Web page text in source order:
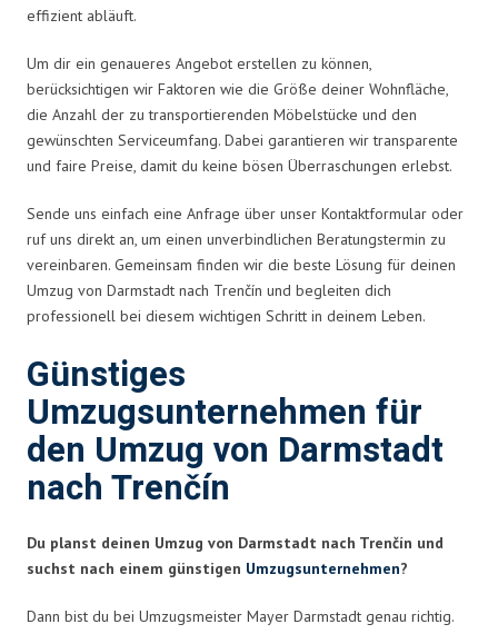
effizient abläuft.
Um dir ein genaueres Angebot erstellen zu können,
berücksichtigen wir Faktoren wie die Größe deiner Wohnfläche,
die Anzahl der zu transportierenden Möbelstücke und den
gewünschten Serviceumfang. Dabei garantieren wir transparente
und faire Preise, damit du keine bösen Überraschungen erlebst.
Sende uns einfach eine Anfrage über unser Kontaktformular oder
ruf uns direkt an, um einen unverbindlichen Beratungstermin zu
vereinbaren. Gemeinsam finden wir die beste Lösung für deinen
Umzug von Darmstadt nach Trenčín und begleiten dich
professionell bei diesem wichtigen Schritt in deinem Leben.
Günstiges
Umzugsunternehmen für
den Umzug von Darmstadt
nach Trenčín
Du planst deinen Umzug von Darmstadt nach Trenčín und
suchst nach einem günstigen Umzugsunternehmen?
Dann bist du bei Umzugsmeister Mayer Darmstadt genau richtig.